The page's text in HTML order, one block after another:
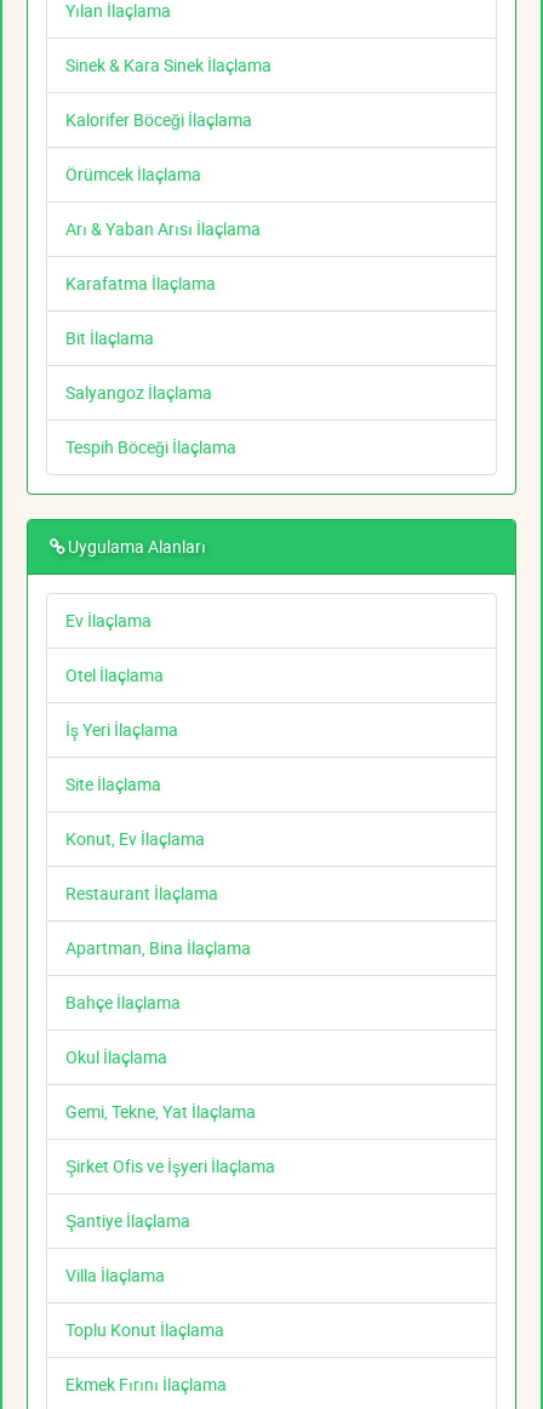
Yılan İlaçlama
Sinek & Kara Sinek İlaçlama
Kalorifer Böceği İlaçlama
Örümcek İlaçlama
Arı & Yaban Arısı İlaçlama
Karafatma İlaçlama
Bit İlaçlama
Salyangoz İlaçlama
Tespih Böceği İlaçlama
Uygulama Alanları
Ev İlaçlama
Otel İlaçlama
İş Yeri İlaçlama
Site İlaçlama
Konut, Ev İlaçlama
Restaurant İlaçlama
Apartman, Bina İlaçlama
Bahçe İlaçlama
Okul İlaçlama
Gemi, Tekne, Yat İlaçlama
Şirket Ofis ve İşyeri İlaçlama
Şantiye İlaçlama
Villa İlaçlama
Toplu Konut İlaçlama
Ekmek Fırını İlaçlama